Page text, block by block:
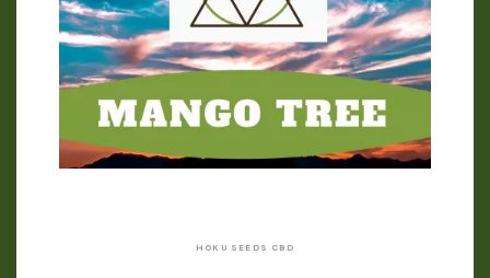
HOKU SEEDS CBD